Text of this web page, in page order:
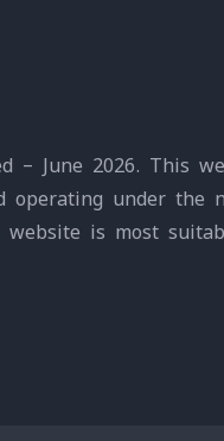
– June 2026. This
operating under the
is most